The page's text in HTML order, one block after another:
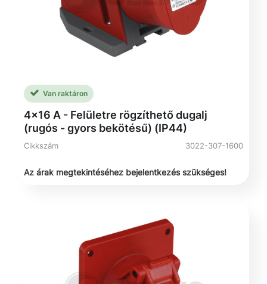
Van raktáron
4x16 A - Felületre rögzíthető dugalj
(rugós - gyors bekötésű) (IP44)
Cikkszám 3022-307-1600
Az árak megtekintéséhez bejelentkezés szükséges!